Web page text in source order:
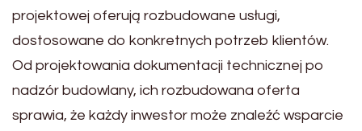
projektowej oferują rozbudowane usługi,
dostosowane do konkretnych potrzeb klientów.
Od projektowania dokumentacji technicznej po
nadzór budowlany, ich rozbudowana oferta
sprawia, że każdy inwestor może znaleźć wsparcie